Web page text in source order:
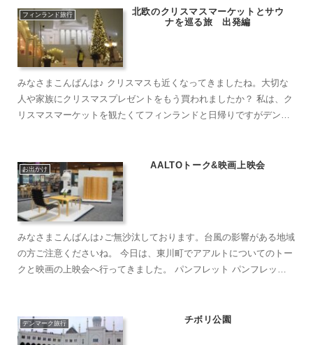
フィンランド旅行
北欧のクリスマスマーケットとサウ
ナを巡る旅 出発編
みなさまこんばんは♪ クリスマスも近くなってきましたね。大切な
人や家族にクリスマスプレゼントをもう買われましたか？ 私は、ク
リスマスマーケットを観たくてフィンランドと日帰りですがデンマ
お出かけ AALTOトーク&映画上映会
みなさまこんばんは♪ご無沙汰しております。台風の影響がある地域
の方ご注意くださいね。 今日は、東川町でアアルトについてのトー
クと映画の上映会へ行ってきました。 パンフレット パンフレット
デンマーク旅行 チボリ公園